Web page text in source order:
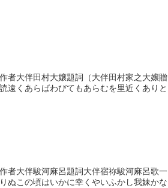
者大伴田村大嬢題詞（大伴田村家之大嬢贈
遠くあらばわびてもあらむを里近くありと
者大伴駿河麻呂題詞大伴宿祢駿河麻呂歌一
ぬこの頃はいかに幸くやいふかし我妹かな